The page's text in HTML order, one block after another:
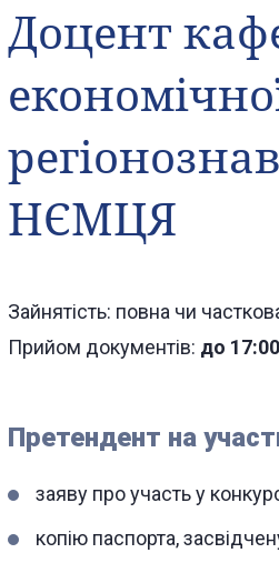
Доцент
НЄМЦЯ
Зайнятість: повна чи
Прийом документів: до
Претендент на
заяву про участь у
копію паспорта,